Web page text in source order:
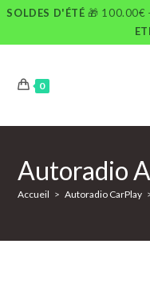
Skip
content
SOLDES D'ÉTÉ 🎁 100.00€
0
Autoradio
Accueil > Autoradio CarPlay